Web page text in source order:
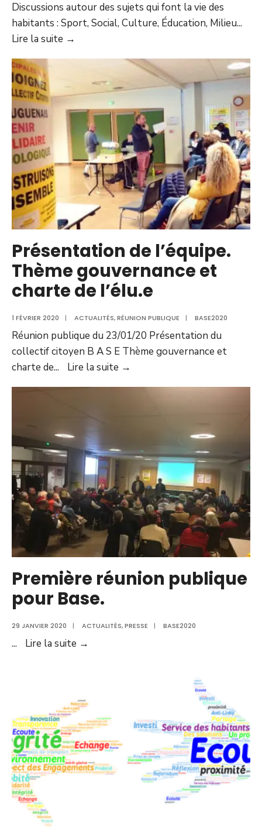
Discussions autour des sujets qui font la vie des
habitants : Sport, Social, Culture, Éducation, Milieu...
Lire la suite →
Bouguenais
Présentation de l’équipe.
Thème gouvernance et
charte de l’élu.e
1 FÉVRIER 2020 | ACTUALITÉS,RÉUNION PUBLIQUE | BASE2020
Réunion publique du 23/01/20 Présentation du
collectif citoyen B A S E Thème gouvernance et
charte de... Lire la suite →
charte
de
l’élu.e
Première réunion publique
pour Base.
29 JANVIER 2020 | ACTUALITÉS,PRESSE | BASE2020
... Lire la suite →